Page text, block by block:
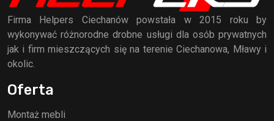
Firma Helpers Ciechanów powstała w 2015 roku by
wykonywać różnorodne drobne usługi dla osób prywatnych
jak i firm mieszczących się na terenie Ciechanowa, Mławy i
okolic.
Oferta
Montaż mebli